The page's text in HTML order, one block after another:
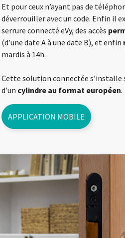
Et pour ceux n’ayant pas de
déverrouiller avec un code. Enfin il
serrure connecté eVy, des accès
(d’une date A à une date B), et enfin
mardis à 14h.
Cette solution connectée
d’un cylindre au format européen.
APPLICATION MOBILE